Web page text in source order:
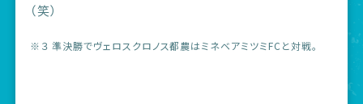
（笑）
※３ 準決勝でヴェロスクロノス都農はミネベアミツミFCと対戦。